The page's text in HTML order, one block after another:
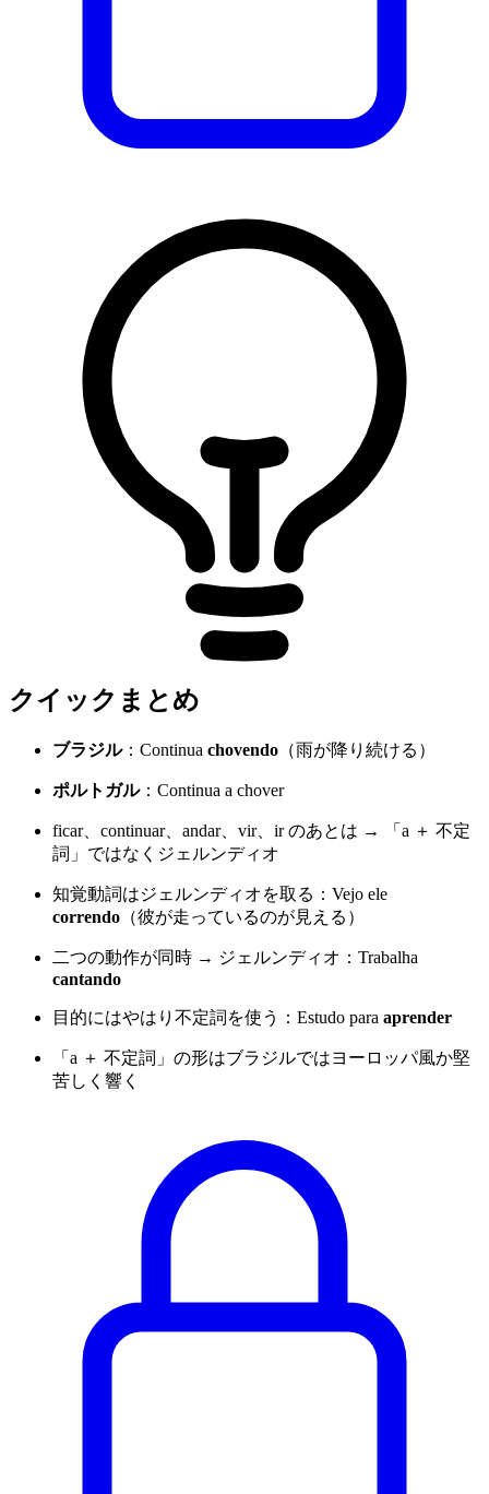
クイックまとめ
ブラジル：Continua chovendo （雨が降り続ける）
ポルトガル：Continua a chover
ficar、continuar、andar、vir、ir のあとは → 「a ＋ 不定
詞」ではなくジェルンディオ
知覚動詞はジェルンディオを取る：Vejo ele
correndo （彼が走っているのが見える）
二つの動作が同時 → ジェルンディオ：Trabalha
cantando
目的にはやはり不定詞を使う：Estudo para aprender
「a ＋ 不定詞」の形はブラジルではヨーロッパ風か堅
苦しく響く